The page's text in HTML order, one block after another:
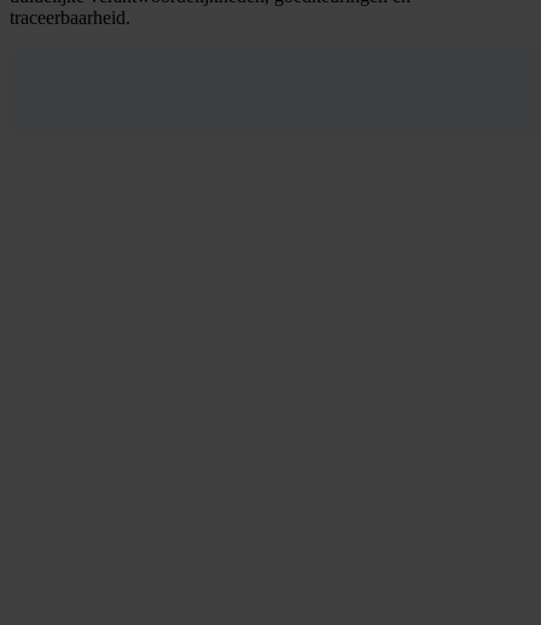
traceerbaarheid.